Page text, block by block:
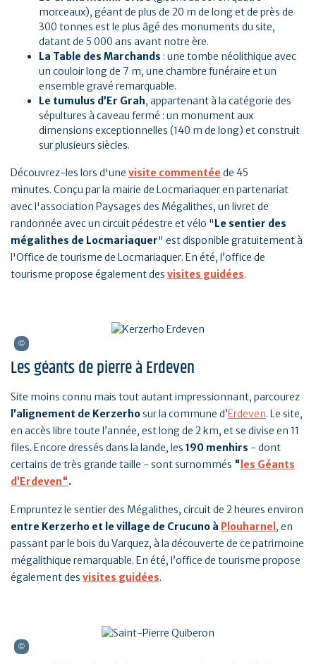
morceaux), géant de plus de 20 m de long et de près de
300 tonnes est le plus âgé des monuments du site,
datant de 5 000 ans avant notre ère.
La Table des Marchands : une tombe néolithique avec
un couloir long de 7 m, une chambre funéraire et un
ensemble gravé remarquable.
Le tumulus d’Er Grah, appartenant à la catégorie des
sépultures à caveau fermé : un monument aux
dimensions exceptionnelles (140 m de long) et construit
sur plusieurs siècles.
Découvrez-les lors d'une visite commentée de 45
minutes. Conçu par la mairie de Locmariaquer en partenariat
avec l'association Paysages des Mégalithes, un livret de
randonnée avec un circuit pédestre et vélo "Le sentier des
mégalithes de Locmariaquer" est disponible gratuitement à
l'Office de tourisme de Locmariaquer. En été, l’office de
tourisme propose également des visites guidées.
Les géants de pierre à Erdeven
Site moins connu mais tout autant impressionnant, parcourez
l’alignement de Kerzerho sur la commune d’Erdeven. Le site,
en accès libre toute l’année, est long de 2 km, et se divise en 11
files. Encore dressés dans la lande, les 190 menhirs - dont
certains de très grande taille - sont surnommés " les Géants
d’Erdeven".
Empruntez le sentier des Mégalithes, circuit de 2 heures environ
entre Kerzerho et le village de Crucuno à Plouharnel , en
passant par le bois du Varquez, à la découverte de ce patrimoine
mégalithique remarquable. En été, l’office de tourisme propose
également des visites guidées.